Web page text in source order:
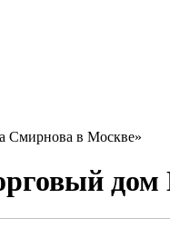
Смирнова в Москве»